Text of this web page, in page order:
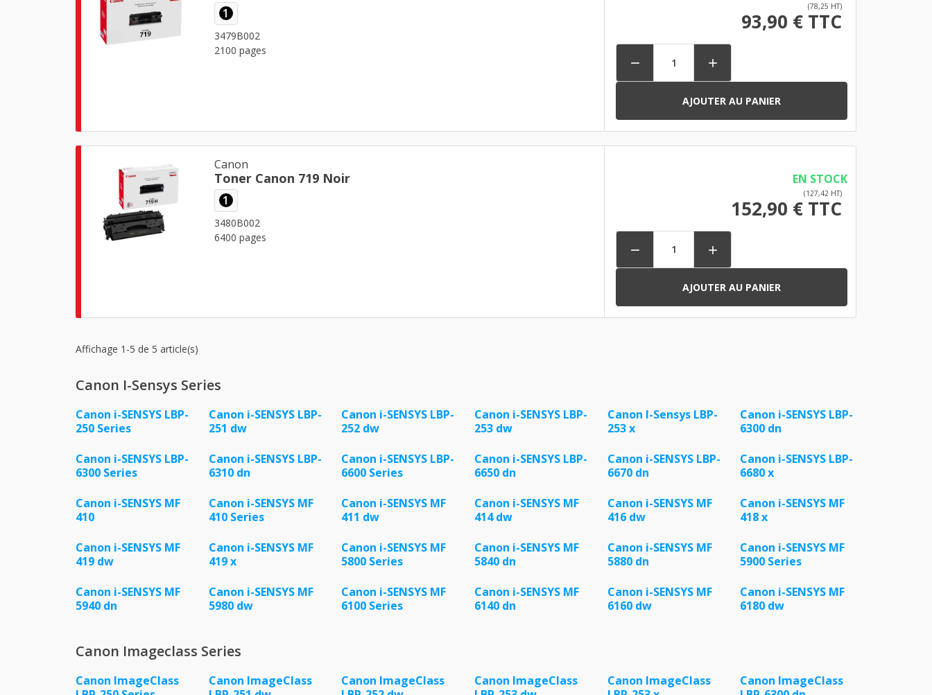
1
3479B002
2100 pages
(78,25 HT)
93,90 € TTC
 
AJOUTER AU PANIER
Canon
Toner Canon 719 Noir
1
3480B002
6400 pages
EN STOCK
(127,42 HT)
152,90 € TTC
 
AJOUTER AU PANIER
Affichage 1-5 de 5 article(s)
Canon I-Sensys Series
Canon i-SENSYS LBP-
250 Series
Canon i-SENSYS LBP-
251 dw
Canon i-SENSYS LBP-
252 dw
Canon i-SENSYS LBP-
253 dw
Canon I-Sensys LBP-
253 x
Canon i-SENSYS LBP-
6300 dn
Canon i-SENSYS LBP-
6300 Series
Canon i-SENSYS LBP-
6310 dn
Canon i-SENSYS LBP-
6600 Series
Canon i-SENSYS LBP-
6650 dn
Canon i-SENSYS LBP-
6670 dn
Canon i-SENSYS LBP-
6680 x
Canon i-SENSYS MF
410
Canon i-SENSYS MF
410 Series
Canon i-SENSYS MF
411 dw
Canon i-SENSYS MF
414 dw
Canon i-SENSYS MF
416 dw
Canon i-SENSYS MF
418 x
Canon i-SENSYS MF
419 dw
Canon i-SENSYS MF
419 x
Canon i-SENSYS MF
5800 Series
Canon i-SENSYS MF
5840 dn
Canon i-SENSYS MF
5880 dn
Canon i-SENSYS MF
5900 Series
Canon i-SENSYS MF
5940 dn
Canon i-SENSYS MF
5980 dw
Canon i-SENSYS MF
6100 Series
Canon i-SENSYS MF
6140 dn
Canon i-SENSYS MF
6160 dw
Canon i-SENSYS MF
6180 dw
Canon Imageclass Series
Canon ImageClass
Canon ImageClass
Canon ImageClass
Canon ImageClass
Canon ImageClass
Canon ImageClass